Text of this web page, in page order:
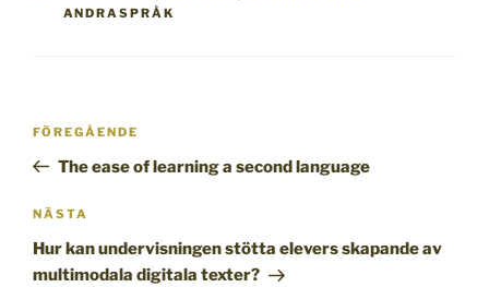
ANDRASPRÅK
Inläggsnavigering
Föregående
inlägg
FÖREGÅENDE
The ease of learning a second language
Nästa
inlägg
NÄSTA
Hur kan undervisningen stötta elevers skapande av
multimodala digitala texter?